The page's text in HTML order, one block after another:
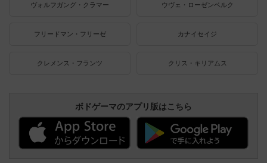
ヴォルフガング・クラマー ウヴェ・ローゼンベルク
フリードマン・フリーゼ カナイセイジ
クレメンス・フランツ クリス・キリアムス
ボドゲーマのアプリ版はこちら